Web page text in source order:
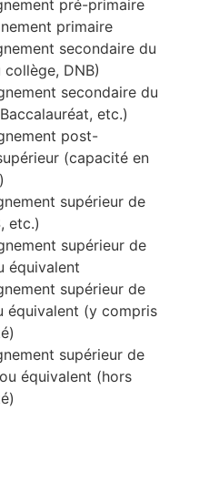
pré-primaire
primaire
secondaire du
DNB)
secondaire du
etc.)
post-
(capacité en
supérieur de
etc.)
supérieur de
équivalent
supérieur de
équivalent (y compris
supérieur de
équivalent (hors